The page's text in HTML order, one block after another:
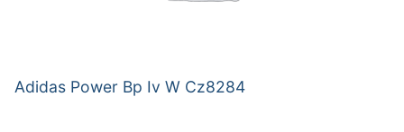
Adidas Power Bp Iv W Cz8284